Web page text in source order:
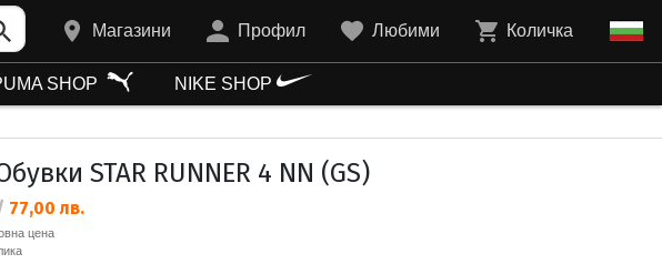
Магазини Профил Любими Количка
SHOP NIKE SHOP
STAR RUNNER 4 NN (GS)
77,00 лв.
цена